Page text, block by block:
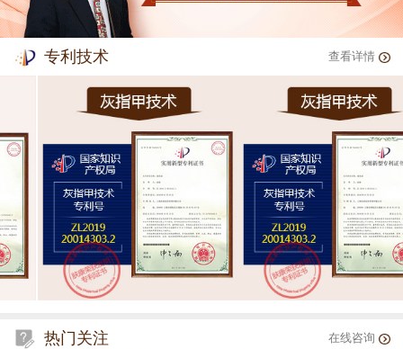
专利技术 查看详情
热门关注 在线咨询